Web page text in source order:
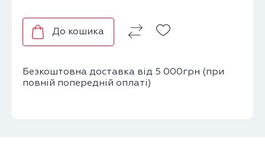
До кошика
Безкоштовна доставка від 5 000грн (при
повній попередній оплаті)